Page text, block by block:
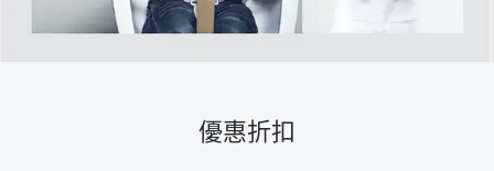
優惠折扣